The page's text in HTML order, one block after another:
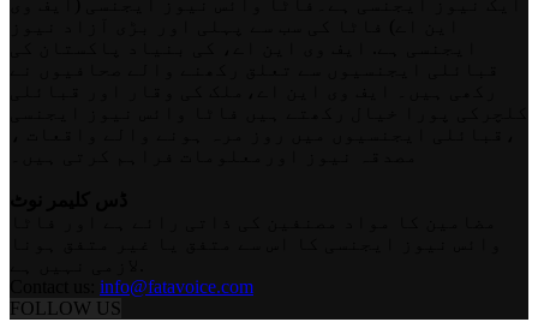
info@fatavoice.com
FOLLOW US